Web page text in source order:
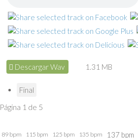
Descargar Wav 1.31 MB
Final
Página 1 de 5
89 bpm 115 bpm 125 bpm 135 bpm 137 bpm